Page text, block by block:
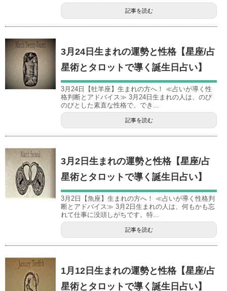
記事を読む
3月24日生まれの運勢と性格【星座/占
星術とタロットで導く誕生日占い】
3月24日【牡羊座】生まれの方へ！ ≪占いが導く性
格判断とアドバイス≫ 3月24日生まれの人は、のび
のびとした素直な性格で、でき...
記事を読む
3月2日生まれの運勢と性格【星座/占
星術とタロットで導く誕生日占い】
3月2日【魚座】生まれの方へ！ ≪占いが導く性格判
断とアドバイス≫ 3月2日生まれの人は、何もかも忘
れて仕事に没頭しがちです。特...
記事を読む
1月12日生まれの運勢と性格【星座/占
星術とタロットで導く誕生日占い】